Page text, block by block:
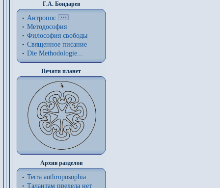
Г.А. Бондарев
Антропос
Методософия
Философия cвободы
Священное писание
Die Methodologie...
Печати планет
Архив разделов
Terra anthroposophia
Талантам предела нет